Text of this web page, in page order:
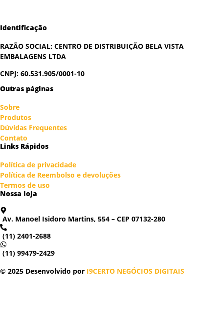
Identificação
RAZÃO SOCIAL: CENTRO DE DISTRIBUIÇÃO BELA VISTA
EMBALAGENS LTDA
CNPJ: 60.531.905/0001-10
Outras páginas
Sobre
Produtos
Dúvidas Frequentes
Contato
Links Rápidos
Política de privacidade
Política de Reembolso e devoluções
Termos de uso
Nossa loja
Av. Manoel Isidoro Martins, 554 – CEP 07132-280
(11) 2401-2688
(11) 99479-2429
© 2025 Desenvolvido por I9CERTO NEGÓCIOS DIGITAIS